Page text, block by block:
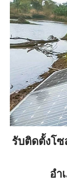
รับติดตั้งโซ
อำ